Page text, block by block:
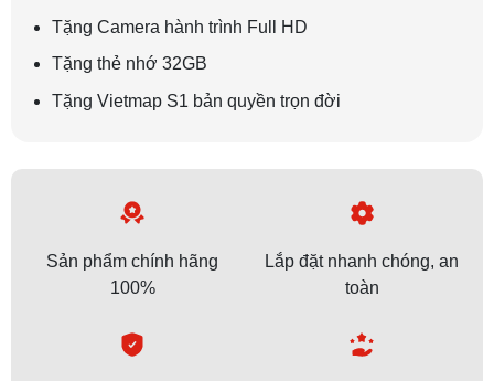
Tặng Camera hành trình Full HD
Tặng thẻ nhớ 32GB
Tặng Vietmap S1 bản quyền trọn đời
Sản phẩm chính hãng
100%
Lắp đặt nhanh chóng, an
toàn